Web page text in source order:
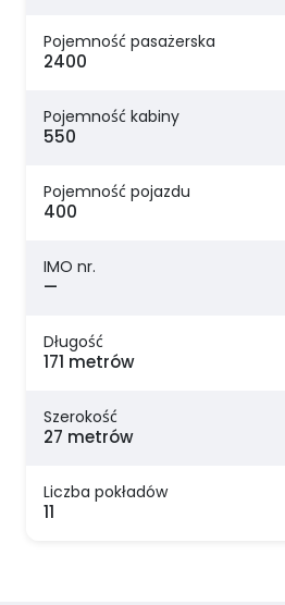
Pojemność pasażerska
2400
Pojemność kabiny
550
Pojemność pojazdu
400
IMO nr.
—
Długość
171 metrów
Szerokość
27 metrów
Liczba pokładów
11